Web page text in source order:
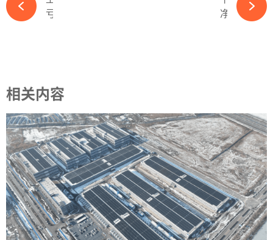
净利润超6亿，“光伏支架第一股”藏着怎样的盈利密码？-必赢体育官网网站
相关内容